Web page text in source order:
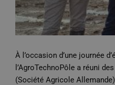
À l’occasion d’une journée
l’AgroTechnoPôle a réuni
(Société Agricole